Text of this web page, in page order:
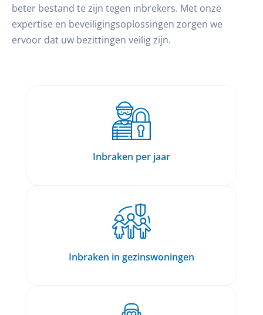
beter bestand te zijn tegen inbrekers. Met onze
expertise en beveiligingsoplossingen zorgen we
ervoor dat uw bezittingen veilig zijn.
Inbraken per jaar
Inbraken in gezinswoningen